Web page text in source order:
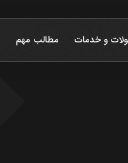
و خدمات مطالب مهم